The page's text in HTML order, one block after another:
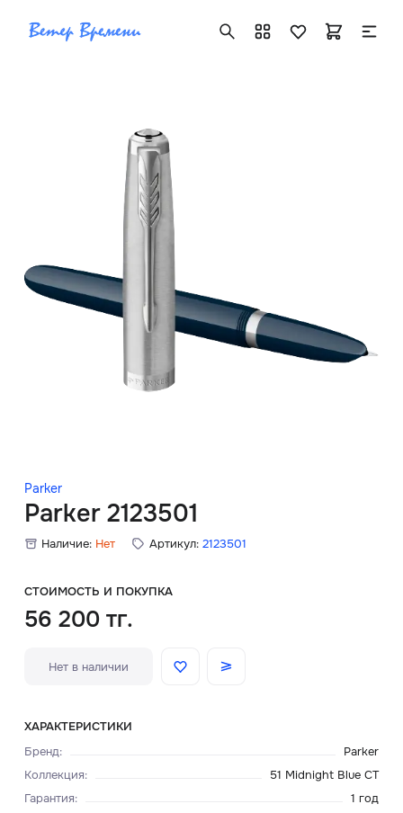
Parker
Parker 2123501
Наличие: Нет Артикул: 2123501
СТОИМОСТЬ И ПОКУПКА
56 200 тг.
Нет в наличии
ХАРАКТЕРИСТИКИ
Бренд:
Parker
Коллекция:
51 Midnight Blue CT
Гарантия:
1 год
Каталог
Женские часы
Главная
О нас